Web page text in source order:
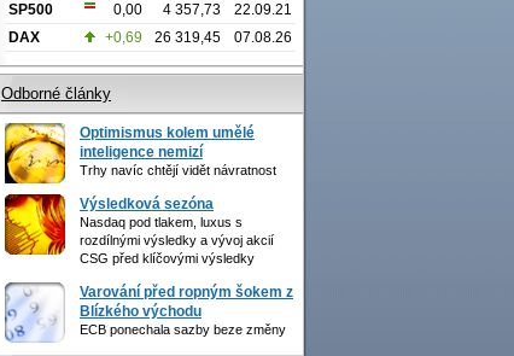
SP500
0,00 4 357,73
22.09.21
DAX
+0,69 26 319,45 07.08.26
Odborné články
Optimismus kolem umělé
inteligence nemizí
Trhy navíc chtějí vidět návratnost
Výsledková sezóna
Nasdaq pod tlakem, luxus s
rozdílnými výsledky a vývoj akcií
CSG před klíčovými výsledky
Varování před ropným šokem z
Blízkého východu
ECB ponechala sazby beze změny